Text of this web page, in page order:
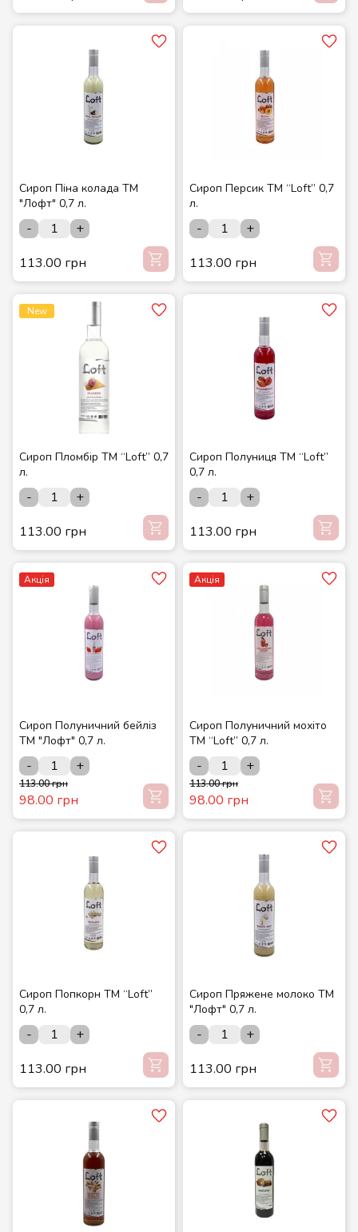
Сироп Піна колада ТМ
"Лофт" 0,7 л.
-
+
113.00 грн
Сироп Персик ТМ “Loft” 0,7
л.
-
+
113.00 грн
New
Сироп Пломбір ТМ “Loft” 0,7
л.
-
+
113.00 грн
Сироп Полуниця ТМ “Loft”
0,7 л.
-
+
113.00 грн
Акція
Сироп Полуничний бейліз
ТМ "Лофт" 0,7 л.
- +
113.00 грн
98.00 грн
Акція
Сироп Полуничний мохіто
ТМ “Loft” 0,7 л.
- +
113.00 грн
98.00 грн
Сироп Попкорн ТМ “Loft”
0,7 л.
-
+
113.00 грн
Сироп Пряжене молоко ТМ
"Лофт" 0,7 л.
-
+
113.00 грн